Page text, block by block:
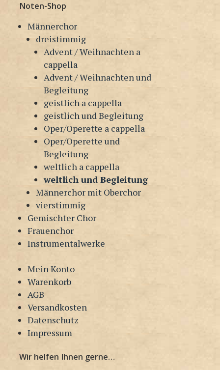
Inhalt
springen
Noten-Shop
Männerchor
dreistimmig
Advent / Weihnachten a
cappella
Advent / Weihnachten und
Begleitung
geistlich a cappella
geistlich und Begleitung
Oper/Operette a cappella
Oper/Operette und
Begleitung
weltlich a cappella
weltlich und Begleitung
Männerchor mit Oberchor
vierstimmig
Gemischter Chor
Frauenchor
Instrumentalwerke
Mein Konto
Warenkorb
AGB
Versandkosten
Datenschutz
Impressum
Wir helfen Ihnen gerne…